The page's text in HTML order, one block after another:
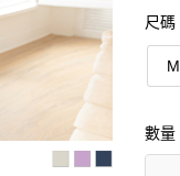
尺碼
M
數量